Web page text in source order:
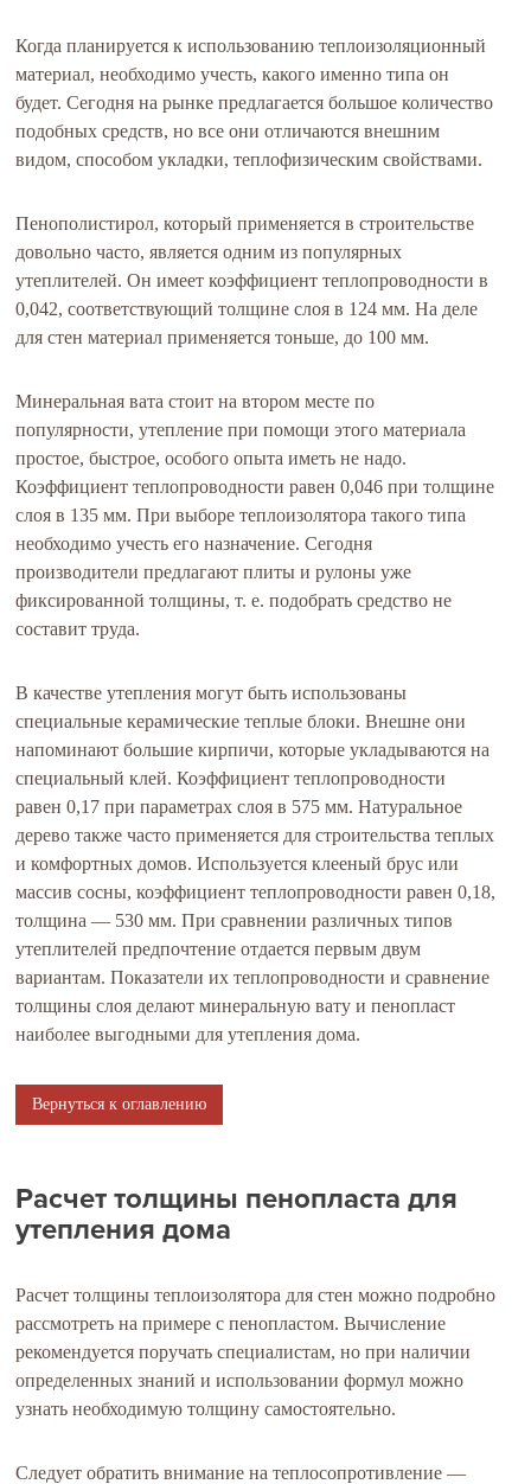
Когда планируется к использованию теплоизоляционный
материал, необходимо учесть, какого именно типа он
будет. Сегодня на рынке предлагается большое количество
подобных средств, но все они отличаются внешним
видом, способом укладки, теплофизическим свойствами.
Пенополистирол, который применяется в строительстве
довольно часто, является одним из популярных
утеплителей. Он имеет коэффициент теплопроводности в
0,042, соответствующий толщине слоя в 124 мм. На деле
для стен материал применяется тоньше, до 100 мм.
Минеральная вата стоит на втором месте по
популярности, утепление при помощи этого материала
простое, быстрое, особого опыта иметь не надо.
Коэффициент теплопроводности равен 0,046 при толщине
слоя в 135 мм. При выборе теплоизолятора такого типа
необходимо учесть его назначение. Сегодня
производители предлагают плиты и рулоны уже
фиксированной толщины, т. е. подобрать средство не
составит труда.
В качестве утепления могут быть использованы
специальные керамические теплые блоки. Внешне они
напоминают большие кирпичи, которые укладываются на
специальный клей. Коэффициент теплопроводности
равен 0,17 при параметрах слоя в 575 мм. Натуральное
дерево также часто применяется для строительства теплых
и комфортных домов. Используется клееный брус или
массив сосны, коэффициент теплопроводности равен 0,18,
толщина — 530 мм. При сравнении различных типов
утеплителей предпочтение отдается первым двум
вариантам. Показатели их теплопроводности и сравнение
толщины слоя делают минеральную вату и пенопласт
наиболее выгодными для утепления дома.
Вернуться к оглавлению
Расчет толщины пенопласта для
утепления дома
Расчет толщины теплоизолятора для стен можно подробно
рассмотреть на примере с пенопластом. Вычисление
рекомендуется поручать специалистам, но при наличии
определенных знаний и использовании формул можно
узнать необходимую толщину самостоятельно.
Следует обратить внимание на теплосопротивление —